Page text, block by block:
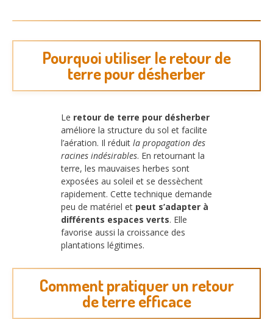
Pourquoi utiliser le retour de
terre pour désherber
Le retour de terre pour désherber
améliore la structure du sol et facilite
l’aération. Il réduit la propagation des
racines indésirables. En retournant la
terre, les mauvaises herbes sont
exposées au soleil et se dessèchent
rapidement. Cette technique demande
peu de matériel et peut s’adapter à
différents espaces verts. Elle
favorise aussi la croissance des
plantations légitimes.
Comment pratiquer un retour
de terre efficace